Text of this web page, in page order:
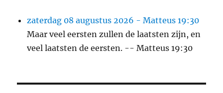
zaterdag 08 augustus 2026 - Matteus 19:30
Maar veel eersten zullen de laatsten zijn, en
veel laatsten de eersten. -- Matteus 19:30